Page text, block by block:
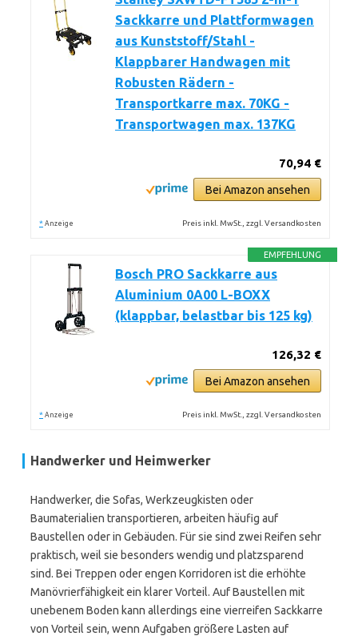
Sackkarre und Plattformwagen
aus Kunststoff/Stahl -
Klappbarer Handwagen mit
Robusten Rädern -
Transportkarre max. 70KG -
Transportwagen max. 137KG
70,94 €
Bei Amazon ansehen
* Anzeige Preis inkl. MwSt., zzgl. Versandkosten
EMPFEHLUNG
Bosch PRO Sackkarre aus
Aluminium 0A00 L-BOXX
(klappbar, belastbar bis 125 kg)
126,32 €
Bei Amazon ansehen
* Anzeige Preis inkl. MwSt., zzgl. Versandkosten
Handwerker und Heimwerker
Handwerker, die Sofas, Werkzeugkisten oder
Baumaterialien transportieren, arbeiten häufig auf
Baustellen oder in Gebäuden. Für sie sind zwei Reifen sehr
praktisch, weil sie besonders wendig und platzsparend
sind. Bei Treppen oder engen Korridoren ist die erhöhte
Manövrierfähigkeit ein klarer Vorteil. Auf Baustellen mit
unebenem Boden kann allerdings eine vierreifen Sackkarre
von Vorteil sein, wenn Aufgaben größere Lasten auf